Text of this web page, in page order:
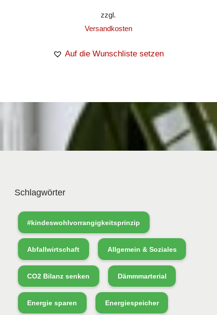
zzgl.
Versandkosten
Auf die Wunschliste setzen
Schlagwörter
#kindeswohlvorrangigkeitsprinzip
Abfallwirtschaft Allgemein & Soziales
CO2 Bilanz senken Dämmmarterial
Energie sparen Energiespeicher